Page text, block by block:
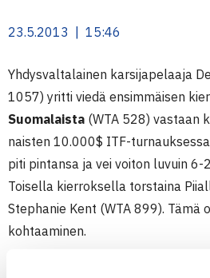
23.5.2013 | 15:46
Yhdysvaltalainen karsijapelaaja
1057) yritti viedä ensimmäisen
Suomalaista (WTA 528) vastaan
naisten 10.000$ ITF-
piti pintansa ja vei voiton luvuin 6-
Toisella kierroksella torstaina
Stephanie Kent (WTA 899). Tämä
kohtaaminen.